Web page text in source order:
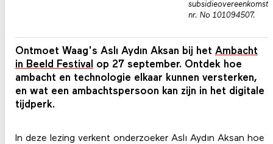
Ontmoet Waag's Aslı Aydın Aksan bij het Ambacht
in Beeld Festival
op 27 september. Ontdek hoe
ambacht en technologie elkaar kunnen versterken,
en wat een ambachtspersoon kan zijn in het digitale
tijdperk.
In deze lezing verkent onderzoeker Aslı Aydın Aksan hoe
subsidieovereenkomst
nr. No 101094507.